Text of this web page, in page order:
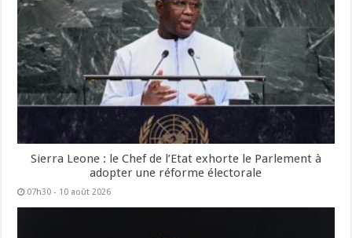
Sierra Leone : le Chef de l’Etat exhorte le Parlement à
adopter une réforme électorale
07h30 - 10 août 2026